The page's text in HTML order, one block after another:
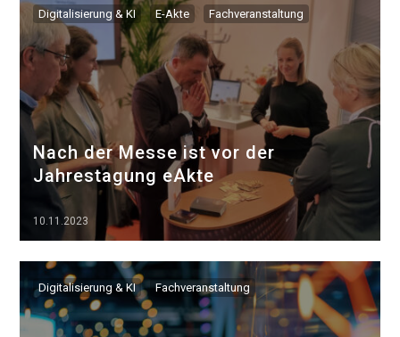
Digitalisierung & KI E-Akte Fachveranstaltung
Nach der Messe ist vor der
Jahrestagung eAkte
10.11.2023
▷▷▷
Digitalisierung & KI Fachveranstaltung